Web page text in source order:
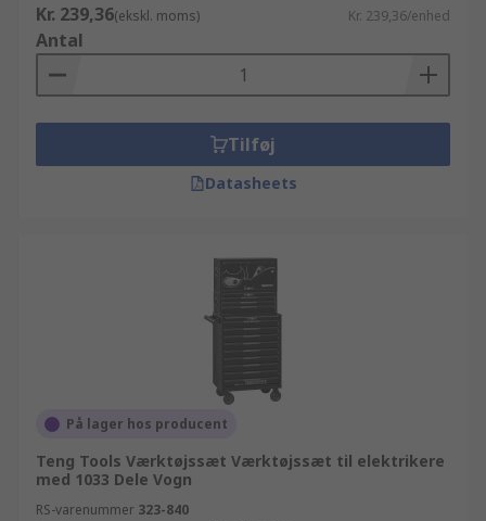
Kr. 239,36(ekskl. moms) Kr. 239,36/enhed
Antal
Tilføj
Datasheets
På lager hos producent
Teng Tools Værktøjssæt Værktøjssæt til elektrikere
med 1033 Dele Vogn
RS-varenummer 323-840